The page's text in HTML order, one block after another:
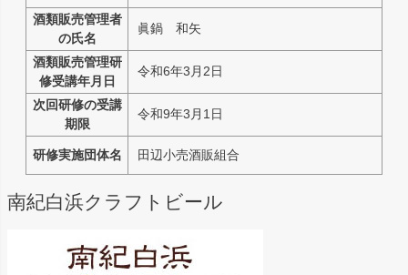
酒類販売管理者
の氏名
眞鍋 和矢
酒類販売管理研
修受講年月日
令和6年3月2日
次回研修の受講
期限
令和9年3月1日
研修実施団体名 田辺小売酒販組合
南紀白浜クラフトビール